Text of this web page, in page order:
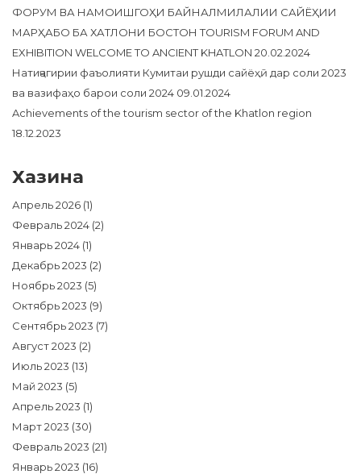
ФОРУМ ВА НАМОИШГОҲИ БАЙНАЛМИЛАЛИИ САЙЁҲИИ
МАРҲАБО БА ХАТЛОНИ БОСТОН TOURISM FORUM AND
EXHIBITION WELCOME TO ANCIENT KHATLON 20.02.2024
Натиҷагирии фаъолияти Кумитаи рушди сайёҳӣ дар соли 2023
ва вазифаҳо барои соли 2024 09.01.2024
Achievements of the tourism sector of the Khatlon region
18.12.2023
Хазина
Апрель 2026 (1)
Февраль 2024 (2)
Январь 2024 (1)
Декабрь 2023 (2)
Ноябрь 2023 (5)
Октябрь 2023 (9)
Сентябрь 2023 (7)
Август 2023 (2)
Июль 2023 (13)
Май 2023 (5)
Апрель 2023 (1)
Март 2023 (30)
Февраль 2023 (21)
Январь 2023 (16)